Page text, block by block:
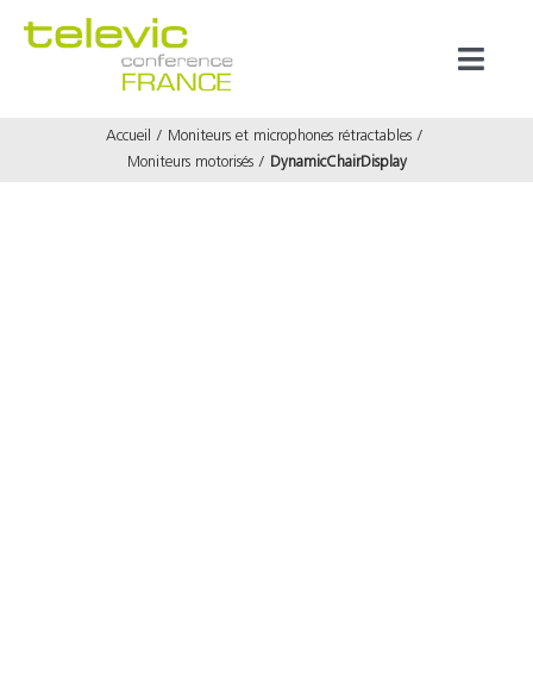
Accueil
Moniteurs et microphones rétractables
Moniteurs motorisés
DynamicChairDisplay